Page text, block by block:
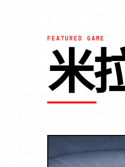
FEATURED GAME
米